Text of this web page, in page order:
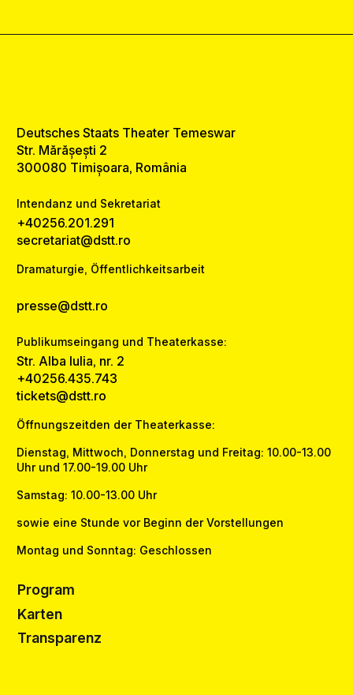
Deutsches Staats Theater Temeswar
Str. Mărășești 2
300080 Timișoara, România
Intendanz und Sekretariat
+40256.201.291
secretariat@dstt.ro
Dramaturgie, Öffentlichkeitsarbeit
presse@dstt.ro
Publikumseingang und Theaterkasse:
Str. Alba Iulia, nr. 2
+40256.435.743
tickets@dstt.ro
Öffnungszeitden der Theaterkasse:
Dienstag, Mittwoch, Donnerstag und Freitag: 10.00-13.00
Uhr und 17.00-19.00 Uhr
Samstag: 10.00-13.00 Uhr
sowie eine Stunde vor Beginn der Vorstellungen
Montag und Sonntag: Geschlossen
Program
Karten
Transparenz